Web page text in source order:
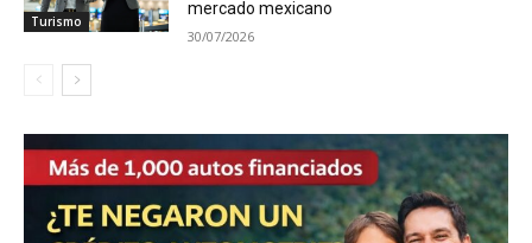
Turismo
mercado mexicano
30/07/2026